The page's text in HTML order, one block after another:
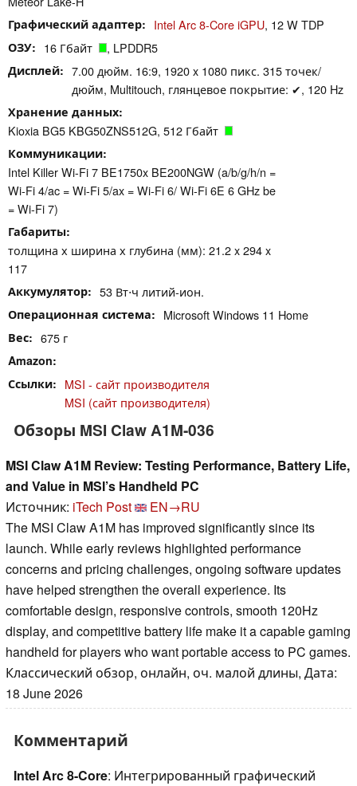
Графический адаптер Intel Arc 8-Core iGPU, 12 W TDP
ОЗУ 16 Гбайт , LPDDR5
Дисплей
7.00 дюйм. 16:9, 1920 x 1080 пикс. 315 точек/
дюйм, Multitouch, глянцевое покрытие: ✔, 120 Hz
Хранение данных
Kioxia BG5 KBG50ZNS512G, 512 Гбайт
Коммуникации
Intel Killer Wi-Fi 7 BE1750x BE200NGW (a/b/g/h/n =
Wi-Fi 4/ac = Wi-Fi 5/ax = Wi-Fi 6/ Wi-Fi 6E 6 GHz be
= Wi-Fi 7)
Габариты
толщина х ширина х глубина (мм): 21.2 x 294 x
117
Аккумулятор 53 Вт⋅ч литий-ион.
Операционная система Microsoft Windows 11 Home
Вес 675 г
Amazon
Ссылки
MSI - сайт производителя
MSI (сайт производителя)
Обзоры MSI Claw A1M-036
MSI Claw A1M Review: Testing Performance, Battery Life,
and Value in MSI’s Handheld PC
Источник: iTech Post
EN→RU
The MSI Claw A1M has improved significantly since its
launch. While early reviews highlighted performance
concerns and pricing challenges, ongoing software updates
have helped strengthen the overall experience. Its
comfortable design, responsive controls, smooth 120Hz
display, and competitive battery life make it a capable gaming
handheld for players who want portable access to PC games.
Классический обзор, онлайн, оч. малой длины, Дата:
18 June 2026
Комментарий
Intel Arc 8-Core: Интегрированный графический